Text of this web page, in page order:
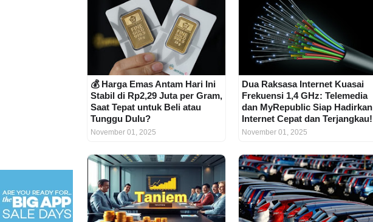
💰 Harga Emas Antam Hari Ini
Stabil di Rp2,29 Juta per Gram,
Saat Tepat untuk Beli atau
Tunggu Dulu?
November 01, 2025
Dua Raksasa Internet Kuasai
Frekuensi 1,4 GHz: Telemedia
dan MyRepublic Siap Hadirkan
Internet Cepat dan Terjangkau!
November 01, 2025